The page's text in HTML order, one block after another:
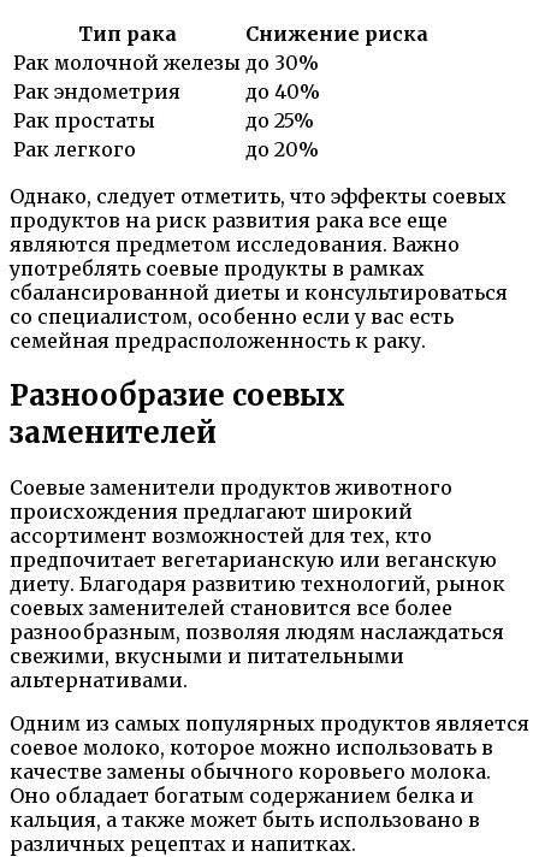
Тип рака
Снижение риска
Рак молочной железы до 30%
Рак эндометрия
до 40%
Рак простаты
до 25%
Рак легкого
до 20%
Однако, следует отметить, что эффекты соевых
продуктов на риск развития рака все еще
являются предметом исследования. Важно
употреблять соевые продукты в рамках
сбалансированной диеты и консультироваться
со специалистом, особенно если у вас есть
семейная предрасположенность к раку.
Разнообразие соевых
заменителей
Соевые заменители продуктов животного
происхождения предлагают широкий
ассортимент возможностей для тех, кто
предпочитает вегетарианскую или веганскую
диету. Благодаря развитию технологий, рынок
соевых заменителей становится все более
разнообразным, позволяя людям наслаждаться
свежими, вкусными и питательными
альтернативами.
Одним из самых популярных продуктов является
соевое молоко, которое можно использовать в
качестве замены обычного коровьего молока.
Оно обладает богатым содержанием белка и
кальция, а также может быть использовано в
различных рецептах и напитках.